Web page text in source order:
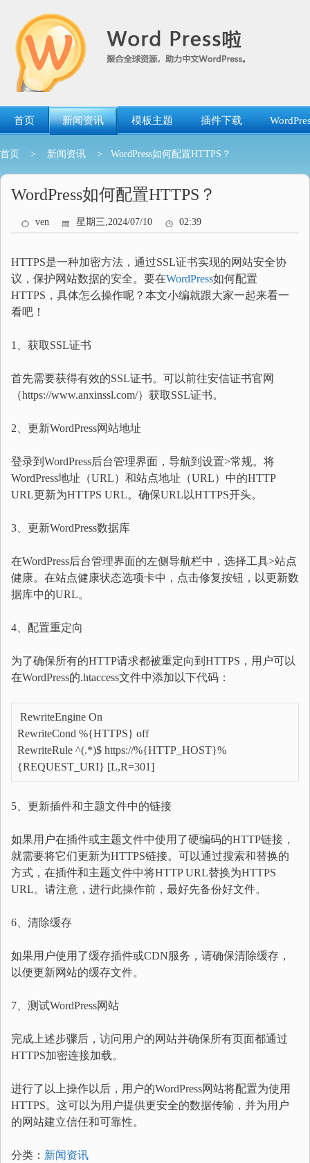
首页 新闻资讯 模板主题 插件下载
首页 > 新闻资讯 > WordPress如何配置HTTPS？
WordPress如何配置HTTPS？
ven 星期三,2024/07/10 02:39
HTTPS是一种加密方法，通过SSL证书实现的网站安全协
议，保护网站数据的安全。要在WordPress如何配置
HTTPS，具体怎么操作呢？本文小编就跟大家一起来看一
看吧！
1、获取SSL证书
首先需要获得有效的SSL证书。可以前往安信证书官网
（https://www.anxinssl.com/）获取SSL证书。
2、更新WordPress网站地址
登录到WordPress后台管理界面，导航到设置>常规。将
WordPress地址（URL）和站点地址（URL）中的HTTP
URL更新为HTTPS URL。确保URL以HTTPS开头。
3、更新WordPress数据库
在WordPress后台管理界面的左侧导航栏中，选择工具>站点
健康。在站点健康状态选项卡中，点击修复按钮，以更新数
据库中的URL。
4、配置重定向
为了确保所有的HTTP请求都被重定向到HTTPS，用户可以
在WordPress的.htaccess文件中添加以下代码：
RewriteEngine On
RewriteCond %{HTTPS} off
RewriteRule ^(.*)$ https://%{HTTP_HOST}%
{REQUEST_URI} [L,R=301]
5、更新插件和主题文件中的链接
如果用户在插件或主题文件中使用了硬编码的HTTP链接，
就需要将它们更新为HTTPS链接。可以通过搜索和替换的
方式，在插件和主题文件中将HTTP URL替换为HTTPS
URL。请注意，进行此操作前，最好先备份好文件。
6、清除缓存
如果用户使用了缓存插件或CDN服务，请确保清除缓存，
以便更新网站的缓存文件。
7、测试WordPress网站
完成上述步骤后，访问用户的网站并确保所有页面都通过
HTTPS加密连接加载。
进行了以上操作以后，用户的WordPress网站将配置为使用
HTTPS。这可以为用户提供更安全的数据传输，并为用户
的网站建立信任和可靠性。
分类： 新闻资讯